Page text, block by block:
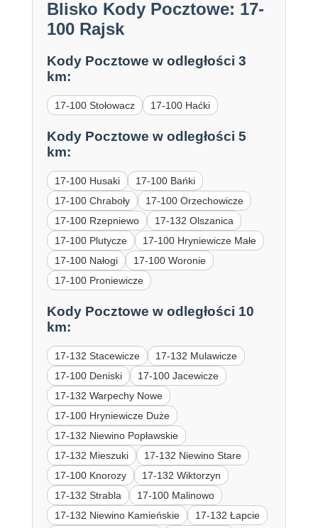
Blisko Kody Pocztowe: 17-
100 Rajsk
Kody Pocztowe w odległości 3
km:
17-100 Stołowacz 17-100 Haćki
Kody Pocztowe w odległości 5
km:
17-100 Husaki
17-100 Bańki
17-100 Chraboły
17-100 Orzechowicze
17-100 Rzepniewo
17-132 Olszanica
17-100 Plutycze
17-100 Hryniewicze Małe
17-100 Nałogi
17-100 Woronie
17-100 Proniewicze
Kody Pocztowe w odległości 10
km:
17-132 Stacewicze
17-132 Mulawicze
17-100 Deniski
17-100 Jacewicze
17-132 Warpechy Nowe
17-100 Hryniewicze Duże
17-132 Niewino Popławskie
17-132 Mieszuki
17-132 Niewino Stare
17-100 Knorozy
17-132 Wiktorzyn
17-132 Strabla
17-100 Malinowo
17-132 Niewino Kamieńskie
17-132 Łapcie